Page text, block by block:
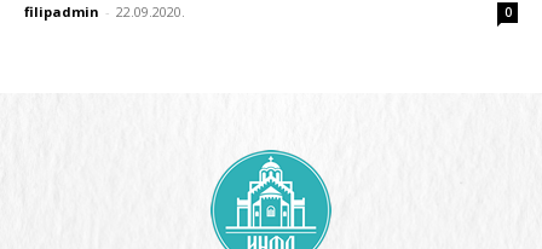
filipadmin - 22.09.2020. 0